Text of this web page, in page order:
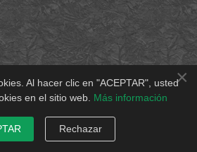
×
Al hacer clic en "ACEPTAR", usted
en el sitio web. Más información
Rechazar